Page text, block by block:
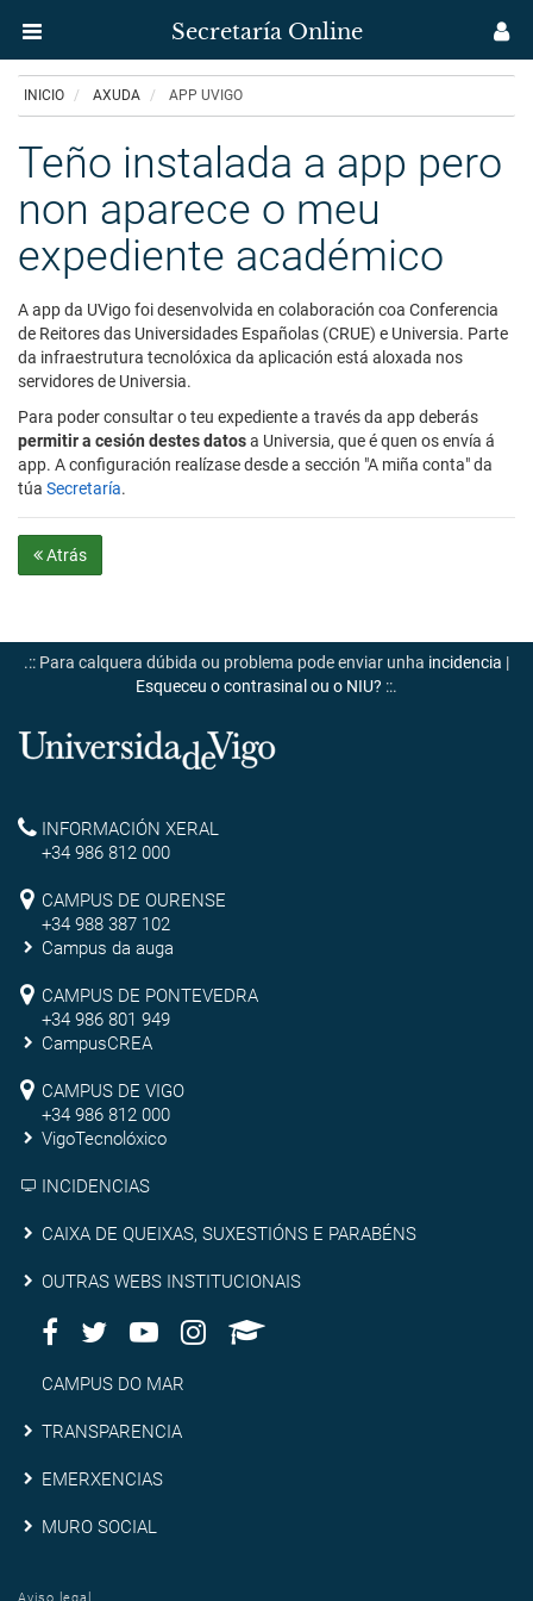
principal
Secretaría Online
Secretaría
Uvigo
INICIO AXUDA APP UVIGO
Teño instalada a app pero
non aparece o meu
expediente académico
A app da UVigo foi desenvolvida en colaboración coa Conferencia
de Reitores das Universidades Españolas (CRUE) e Universia. Parte
da infraestrutura tecnolóxica da aplicación está aloxada nos
servidores de Universia.
Para poder consultar o teu expediente a través da app deberás
permitir a cesión destes datosa Universia, que é quen os envía á
app. A configuración realízase desde a sección "A miña conta" da
túa Secretaría.
Atrás
.:: Para calquera dúbida ou problema pode enviar unha incidencia |
Esqueceu o contrasinal ou o NIU? ::.
Universidade
Vigo
Reitoría
INFORMACIÓN XERAL
+34 986 812 000
Campus
de
Ourense
CAMPUS DE OURENSE
+34 988 387 102
Campus da auga
Campus
de
Pontevedra
CAMPUS DE PONTEVEDRA
+34 986 801 949
CampusCREA
Campus
de
Vigo
CAMPUS DE VIGO
+34 986 812 000
VigoTecnolóxico
INCIDENCIAS
Caixa
de
queixas,
suxestións
e
parabéns
CAIXA DE QUEIXAS, SUXESTIÓNS E PARABÉNS
Outras
webs
institucionais
OUTRAS WEBS INSTITUCIONAIS
Redes
Sociais
Facebook
TwitterYoutubeInstagram
AppleU
Campus
do
Mar
CAMPUS DO MAR
Transparencia
TRANSPARENCIA
Emerxencias
EMERXENCIAS
Muro
social
MURO SOCIAL
Aviso legal